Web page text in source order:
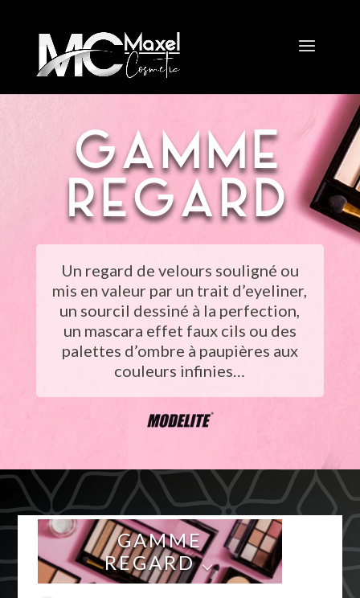
GAMME
REGARD
Un regard de velours souligné ou
mis en valeur par un trait d’eyeliner,
un sourcil dessiné à la perfection,
un mascara effet faux cils ou des
palettes d’ombre à paupières aux
couleurs infinies…
GAMME
REGARD ⌵